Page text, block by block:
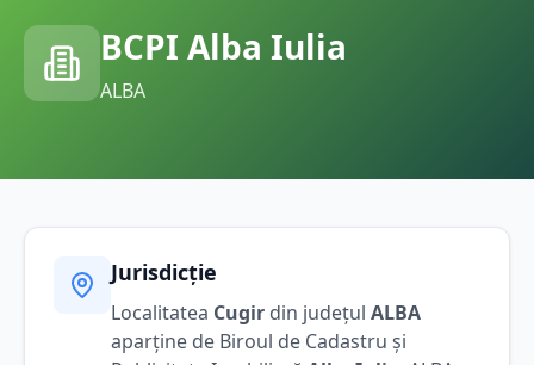
BCPI Alba Iulia
ALBA
Jurisdicție
Localitatea Cugir din județul ALBA
aparține de Biroul de Cadastru și